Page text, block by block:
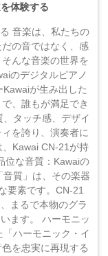
体験する
音楽は、私たちの
の音ではなく、感
んな音楽の世界を
のデジタルピアノ
Kawaiが生み出した
、誰もが満足でき
タッチ感、デザイ
を誇り、演奏者に
Kawai CN-21が持
位な音質：Kawaiの
質」は、その楽器
要素です。CN-21
まるで本物のグラ
ます。 ハーモニッ
ハーモニック・イ
を忠実に再現する